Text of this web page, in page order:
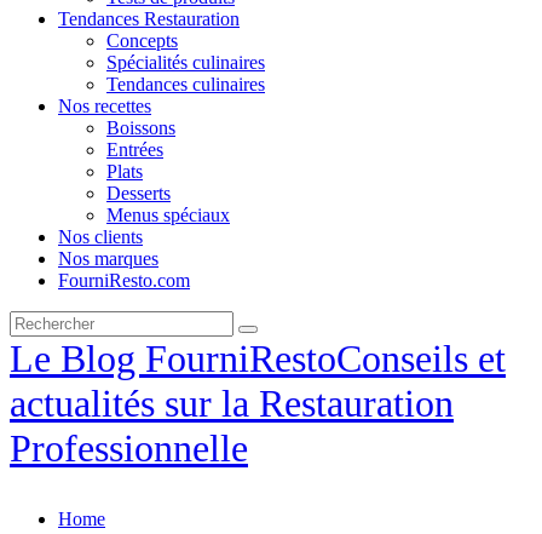
Tendances Restauration
Concepts
Spécialités culinaires
Tendances culinaires
Nos recettes
Boissons
Entrées
Plats
Desserts
Menus spéciaux
Nos clients
Nos marques
FourniResto.com
Le Blog FourniRestoConseils et
actualités sur la Restauration
Professionnelle
Home